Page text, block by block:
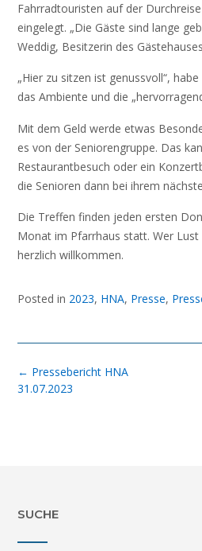
Fahrradtouristen auf der
eingelegt. „Die Gäste sind lange
Weddig, Besitzerin des
„Hier zu sitzen ist genussvoll“,
das Ambiente und die
Mit dem Geld werde etwas
es von der Seniorengruppe. Das
Restaurantbesuch oder ein
die Senioren dann bei ihrem
Die Treffen finden jeden ersten
Monat im Pfarrhaus statt. Wer
herzlich willkommen.
Posted in 2023, HNA, Presse,
Post
navigation
← Pressebericht HNA
31.07.2023
SUCHE